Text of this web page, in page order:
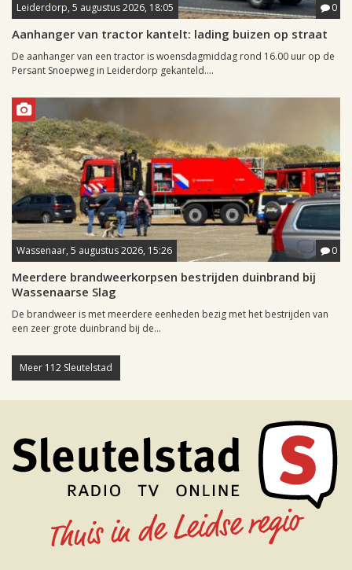
Leiderdorp, 5 augustus 2026, 18:05 0
Aanhanger van tractor kantelt: lading buizen op straat
De aanhanger van een tractor is woensdagmiddag rond 16.00 uur op de
Persant Snoepweg in Leiderdorp gekanteld....
Wassenaar, 5 augustus 2026, 15:26 0
Meerdere brandweerkorpsen bestrijden duinbrand bij
Wassenaarse Slag
De brandweer is met meerdere eenheden bezig met het bestrijden van
een zeer grote duinbrand bij de...
Meer 112 Sleutelstad